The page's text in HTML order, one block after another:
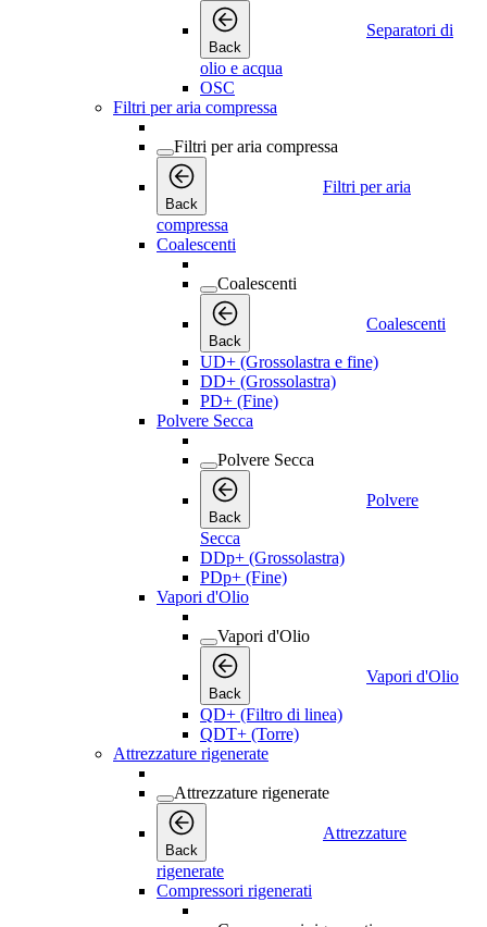
Back
Separatori di
olio e acqua
OSC
Filtri per aria compressa
Filtri per aria compressa
Back
Filtri per aria
compressa
Coalescenti
Coalescenti
Back
Coalescenti
UD+ (Grossolastra e fine)
DD+ (Grossolastra)
PD+ (Fine)
Polvere Secca
Polvere Secca
Back
Polvere
Secca
DDp+ (Grossolastra)
PDp+ (Fine)
Vapori d'Olio
Vapori d'Olio
Back
Vapori d'Olio
QD+ (Filtro di linea)
QDT+ (Torre)
Attrezzature rigenerate
Attrezzature rigenerate
Back
Attrezzature
rigenerate
Compressori rigenerati